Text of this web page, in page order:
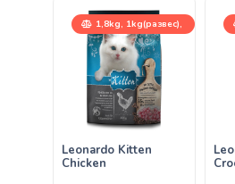
1,8kg, 1kg(развес),
7,5kg
Leonardo Kitten
Chicken